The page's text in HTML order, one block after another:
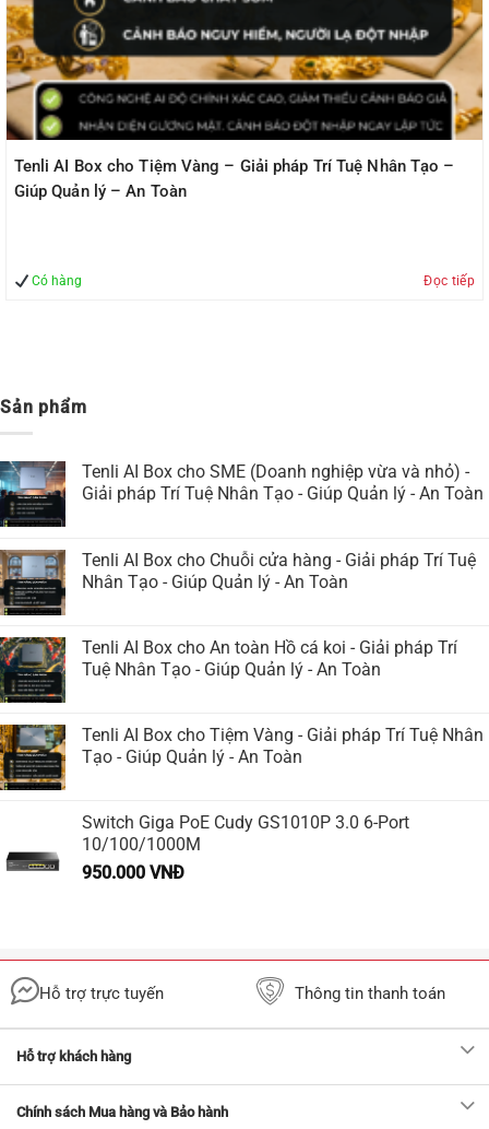
Tenli AI Box cho Tiệm Vàng – Giải pháp Trí Tuệ Nhân Tạo –
Giúp Quản lý – An Toàn
Có hàng Đọc tiếp
Sản phẩm
Tenli AI Box cho SME (Doanh nghiệp vừa và nhỏ) -
Giải pháp Trí Tuệ Nhân Tạo - Giúp Quản lý - An Toàn
Tenli AI Box cho Chuỗi cửa hàng - Giải pháp Trí Tuệ
Nhân Tạo - Giúp Quản lý - An Toàn
Tenli AI Box cho An toàn Hồ cá koi - Giải pháp Trí
Tuệ Nhân Tạo - Giúp Quản lý - An Toàn
Tenli AI Box cho Tiệm Vàng - Giải pháp Trí Tuệ Nhân
Tạo - Giúp Quản lý - An Toàn
Switch Giga PoE Cudy GS1010P 3.0 6-Port
10/100/1000M
950.000 VNĐ
Hỗ trợ trực tuyến Thông tin thanh toán
Hỗ trợ khách hàng
Chính sách Mua hàng và Bảo hành